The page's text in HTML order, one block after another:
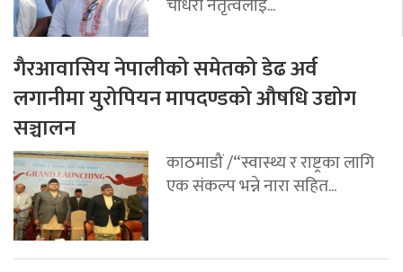
गैरआवासिय नेपालीको समेतको डेढ अर्व
लगानीमा युरोपियन मापदण्डको औषधि उद्योग
सञ्चालन
काठमाडौं /“स्वास्थ्य र राष्ट्रका लागि
एक संकल्प भन्ने नारा सहित...